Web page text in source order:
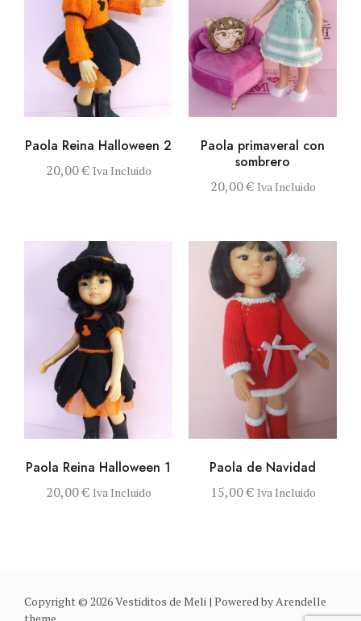
CARRITO
Paola Reina Halloween 2
20,00€ Iva Incluido
OPCIONES
Paola primaveral con
sombrero
20,00€ Iva Incluido
CARRITO
Paola Reina Halloween 1
20,00€ Iva Incluido
CARRITO
Paola de Navidad
15,00€ Iva Incluido
Copyright © 2026 Vestiditos de Meli | Powered by Arendelle
theme